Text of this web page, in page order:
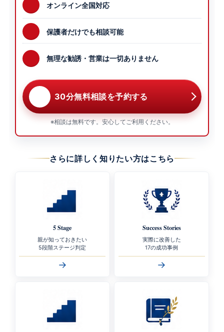
オンライン全国対応
保護者だけでも相談可能
無理な勧誘・営業は一切ありません
30分無料相談を予約する
※相談は無料です。安心してご利用ください。
さらに詳しく知りたい方はこちら
5 Stage
親が知っておきたい
5段階ステージ判定
→
Success Stories
実際に改善した
17の成功事例
→